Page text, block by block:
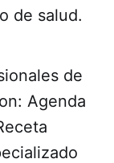
de salud.
de
Agenda